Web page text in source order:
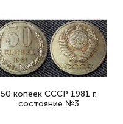
50 копеек СССР 1981 г.
состояние №3